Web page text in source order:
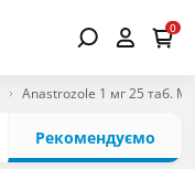
0
Anastrozole 1 мг 25 таб.
Рекомендуємо